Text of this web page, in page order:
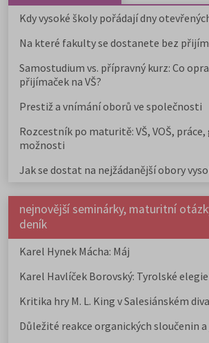
Kdy vysoké školy pořádají dny
Na které fakulty se dostanete bez
Samostudium vs. přípravný kurz: Co
přijímaček na VŠ?
Prestiž a vnímání oborů ve společnosti
Rozcestník po maturitě: VŠ, VOŠ, práce,
možnosti
Jak se dostat na nejžádanější obory
nejnovější seminárky, maturitní
deník
Karel Hynek Mácha: Máj
Karel Havlíček Borovský: Tyrolské elegie
Kritika hry M. L. King v Salesiánském
Důležité reakce organických sloučenin